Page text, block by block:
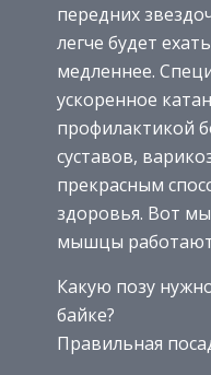
передних
легче будет
медленнее.
ускоренное
профилактикой
суставов,
прекрасным
здоровья. Вот
мышцы работают
Какую позу
байке?
Правильная